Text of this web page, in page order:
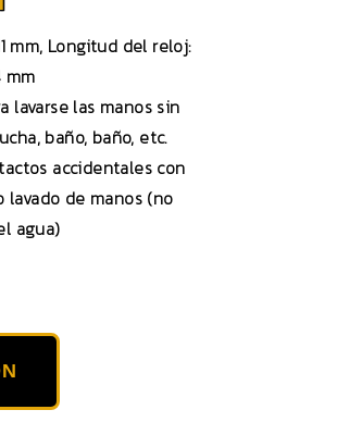
mm, Longitud del reloj:
mm
lavarse las manos sin
baño, baño, etc.
accidentales con
lavado de manos (no
agua)